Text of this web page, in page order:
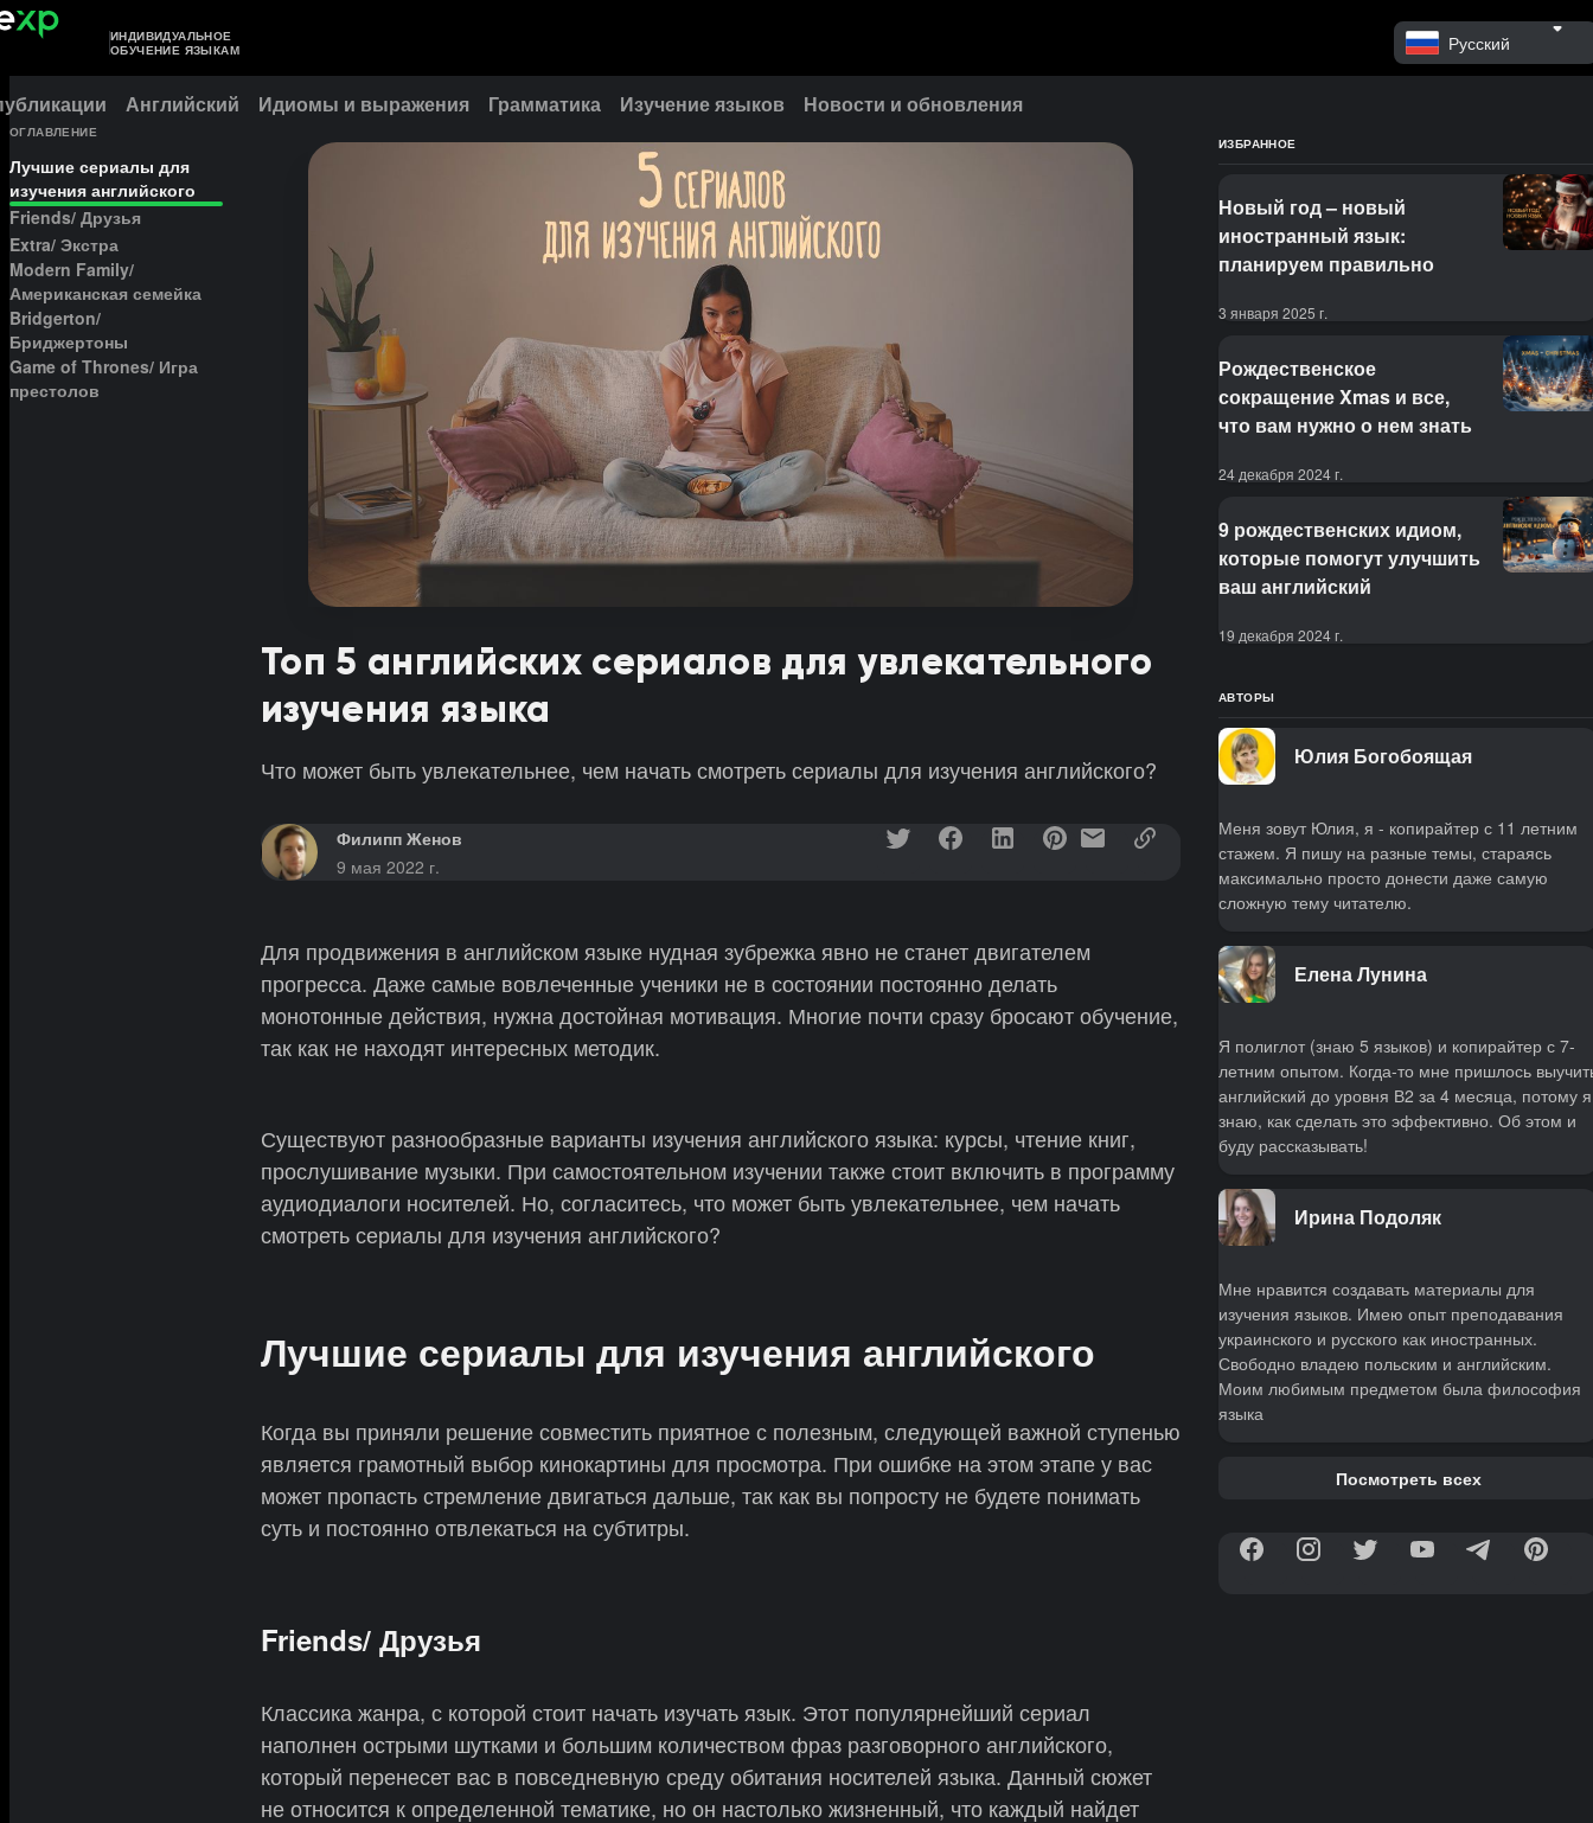
ИНДИВИДУАЛЬНОЕ
ОБУЧЕНИЕ ЯЗЫКАМ
Русский
Английский Идиомы и выражения Грамматика Изучение языков Новости и обновления
Топ 5 английских сериалов для увлекательного
изучения языка
Что может быть увлекательнее, чем начать смотреть сериалы для изучения английского?
Филипп Женов
9 мая 2022 г.
ОГЛАВЛЕНИЕ
Лучшие сериалы для
изучения английского
Friends/ Друзья
Extra/ Экстра
Modern Family/
Американская семейка
Bridgerton/
Бриджертоны
Game of Thrones/ Игра
престолов
Для продвижения в английском языке нудная зубрежка явно не станет двигателем
прогресса. Даже самые вовлеченные ученики не в состоянии постоянно делать
монотонные действия, нужна достойная мотивация. Многие почти сразу бросают обучение,
так как не находят интересных методик.
Существуют разнообразные варианты изучения английского языка: курсы, чтение книг,
прослушивание музыки. При самостоятельном изучении также стоит включить в программу
аудиодиалоги носителей. Но, согласитесь, что может быть увлекательнее, чем начать
смотреть сериалы для изучения английского?
Лучшие сериалы для изучения английского
Когда вы приняли решение совместить приятное с полезным, следующей важной ступенью
является грамотный выбор кинокартины для просмотра. При ошибке на этом этапе у вас
может пропасть стремление двигаться дальше, так как вы попросту не будете понимать
суть и постоянно отвлекаться на субтитры.
Friends/ Друзья
Классика жанра, с которой стоит начать изучать язык. Этот популярнейший сериал
наполнен острыми шутками и большим количеством фраз разговорного английского,
который перенесет вас в повседневную среду обитания носителей языка. Данный сюжет
не относится к определенной тематике, но он настолько жизненный, что каждый найдет
ИЗБРАННОЕ
Новый год – новый
иностранный язык:
планируем правильно
3 января 2025 г.
Рождественское
сокращение Xmas и все,
что вам нужно о нем знать
24 декабря 2024 г.
9 рождественских идиом,
которые помогут улучшить
ваш английский
19 декабря 2024 г.
АВТОРЫ
Юлия Богобоящая
Меня зовут Юлия, я - копирайтер с 11 летним
стажем. Я пишу на разные темы, стараясь
максимально просто донести даже самую
сложную тему читателю.
Елена Лунина
Я полиглот (знаю 5 языков) и копирайтер с 7-
летним опытом. Когда-то мне пришлось
английский до уровня В2 за 4 месяца, потому я
знаю, как сделать это эффективно. Об этом и
буду рассказывать!
Ирина Подоляк
Мне нравится создавать материалы для
изучения языков. Имею опыт преподавания
украинского и русского как иностранных.
Свободно владею польским и английским.
Моим любимым предметом была философия
языка
Посмотреть всех